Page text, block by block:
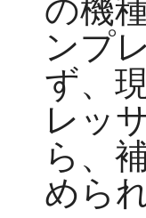
の機
ンプ
ず、
レッ
ら、
めら